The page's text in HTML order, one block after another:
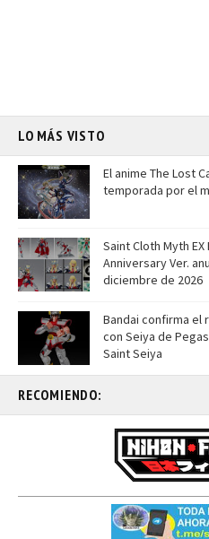
LO MÁS VISTO
El anime The Lost
temporada por el
Saint Cloth Myth
Anniversary Ver.
diciembre de 2026
Bandai confirma el
con Seiya de
Saint Seiya
RECOMIENDO: